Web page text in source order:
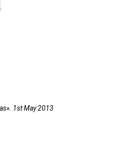
1st May 2013